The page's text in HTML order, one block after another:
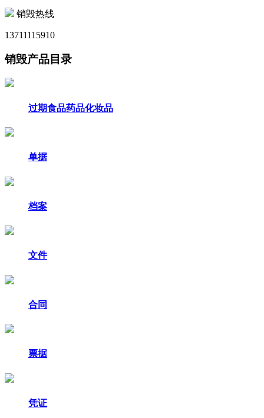
销毁热线
13711115910
销毁产品目录
过期食品药品化妆品
单据
档案
文件
合同
票据
凭证